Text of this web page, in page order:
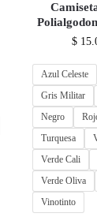
$
Azul Celeste
Gris Militar
Negro
Turquesa
Verde Cali
Verde Oliva
Vinotinto